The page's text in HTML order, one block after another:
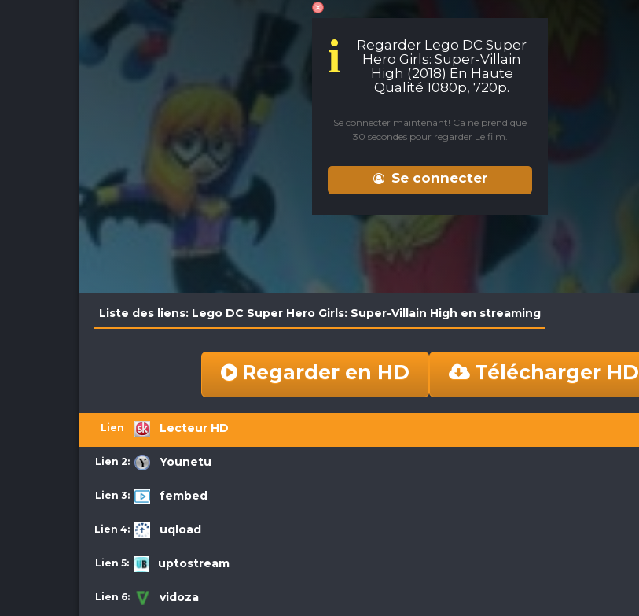
i
Regarder Lego DC Super
Hero Girls: Super-Villain
High (2018) En Haute
Qualité 1080p, 720p.
Se connecter maintenant! Ça ne prend que
30 secondes pour regarder Le film.
Se connecter
Liste des liens: Lego DC Super Hero Girls: Super-Villain High en streaming
Regarder en HD Télécharger HD
Lecteur HD
Younetu
fembed
uqload
uptostream
vidoza